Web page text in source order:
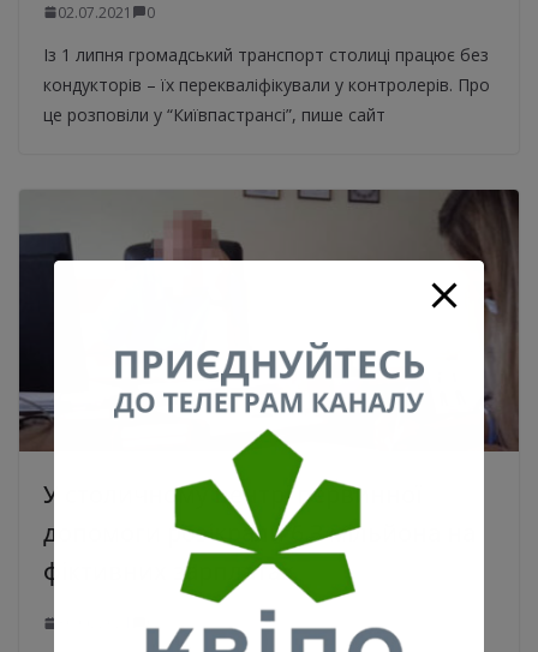
02.07.2021 0
Із 1 липня громадський транспорт столиці працює без
кондукторів – їх перекваліфікували у контролерів. Про
це розповіли у “Київпастрансі”, пише сайт
У столичному центрі первинної
допомоги розікрали 6,3 мільйона на
фіктивних зарплатах